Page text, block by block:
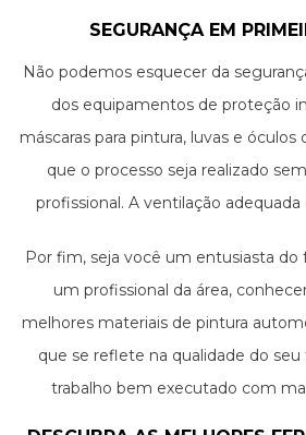
SEGURANÇA EM
Não podemos esquecer da
dos equipamentos de proteção
máscaras para pintura, luvas e óculos
que o processo seja realizado
profissional. A ventilação
de solventes e outros
Por fim, seja você um entusiasta
um profissional da área,
melhores materiais de pintura
que se reflete na qualidade do seu
trabalho bem executado com